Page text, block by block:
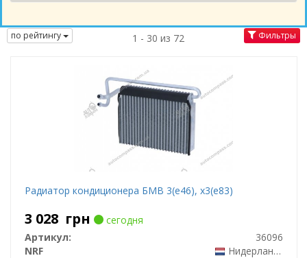
по рейтингу 1 - 30 из 72 Фильтры
Радиатор кондиционера БМВ 3(е46), х3(е83)
3 028 грн
сегодня
Артикул:
36096
NRF
Нидерланды